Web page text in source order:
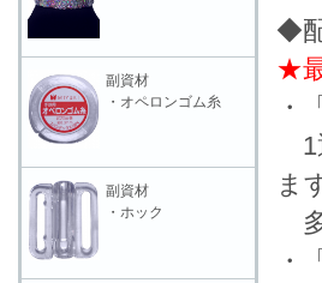
◆
★
・
1
ま
・
副資材
・オペロンゴム糸
副資材
・ホック